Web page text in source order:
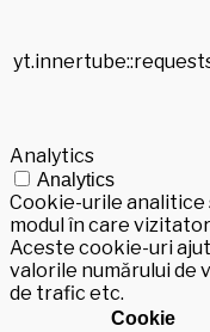
Analytics
Analytics
Cookie-urile
modul în care
Aceste cookie-uri
valorile numărului de
de trafic etc.
Cookie